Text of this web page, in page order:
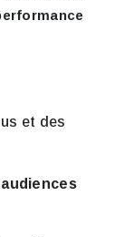
et des
audiences